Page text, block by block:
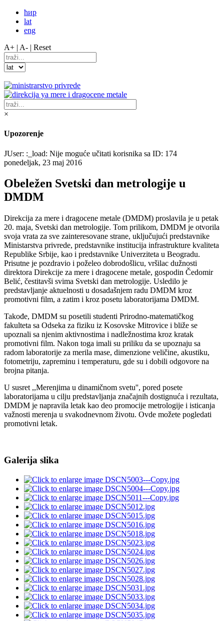
ћир
lat
eng
A+ | A- | Reset
×
Upozorenje
JUser: :_load: Nije moguće učitati korisnika sa ID: 174
ponedeljak, 23 maj 2016
Obeležen Svetski dan metrologije u
DMDM
Direkcija za mere i dragocene metale (DMDM) proslavila je u petak
20. maja, Svetski dan metrologije. Tom prilikom, DMDM je otvorila
svoja vrata za sve zainteresovane strane, uključujući predstavnike
Ministarstva privrede, predstavnike institucija infrastrukture kvaliteta
Republike Srbije, kao i predstavnike Univerziteta u Beogradu.
Prisutne je pozdravio i poželeo dobrodošlicu, vršilac dužnosti
direktora Direkcije za mere i dragocene metale, gospodin Čedomir
Belić, čestitavši svima Svetski dan metrologije. Usledilo je
predstavljanje aktuelnosti u dosadašnjem radu DMDM kroz
promotivni film, a zatim i kroz posetu laboratorijama DMDM.
Takođe, DMDM su posetili studenti Prirodno-matematičkog
fakulteta sa Odseka za fiziku iz Kosovske Mitrovice i bliže se
upoznali sa njenim aktivnostima i nadležnostima kroz kratak
promotivni film. Nakon toga imali su priliku da se upoznaju sa
radom laboratorije za merila mase, dimenzione veličine, akustiku,
fotometriju, zapreminu i temperaturu, gde su i dobili odgovore na
brojna pitanja.
U susret ,,Merenjima u dinamičnom svetu'', pored posete
laboratorijama u cilju predstavljanja značajnih dostignuća i rezultata,
DMDM je napravila letak kao deo promocije metrologije i isticanja
važnosti merenja u svakodnevnom životu. Ovde možete pogledati
promotivni letak.
Galerija slika